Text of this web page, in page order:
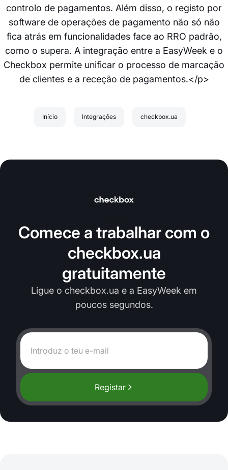
controlo de pagamentos. Além disso, o registo por
software de operações de pagamento não só não
fica atrás em funcionalidades face ao RRO padrão,
como o supera. A integração entre a EasyWeek e o
Checkbox permite unificar o processo de marcação
de clientes e a receção de pagamentos.</p>
Início Integrações checkbox.ua
Comece a trabalhar com o
checkbox.ua
gratuitamente
Ligue o checkbox.ua e a EasyWeek em
poucos segundos.
Registar